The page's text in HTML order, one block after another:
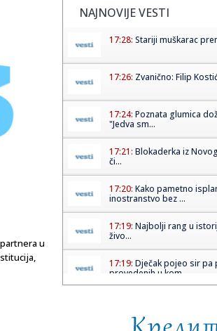
u
NAJNOVIJE VESTI
17:28: Stariji muškarac
17:26: Zvanično: Filip
17:24: Poznata glumica
"Jedva sm...
17:21: Blokaderka iz
či...
17:20: Kako pametno
inostranstvo bez ...
17:19: Najbolji rang u
živo...
17:19: Dječak pojeo sir pa
provedenih u kom...